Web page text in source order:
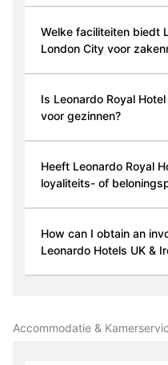
Welke faciliteiten biedt
London City voor
Is Leonardo Royal
voor gezinnen?
Heeft Leonardo Royal
loyaliteits- of
How can I obtain an
Leonardo Hotels UK &
Accommodatie &